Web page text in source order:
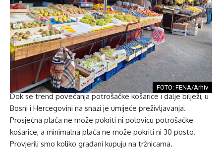
FOTO: FENA/Arhiv
Dok se trend povećanja potrošačke košarice i dalje bilježi, u
Bosni i Hercegovini na snazi ​​je umijeće preživljavanja.
Prosječna plaća ne može pokriti ni polovicu potrošačke
košarice, a minimalna plaća ne može pokriti ni 30 posto.
Provjerili smo koliko građani kupuju na tržnicama.